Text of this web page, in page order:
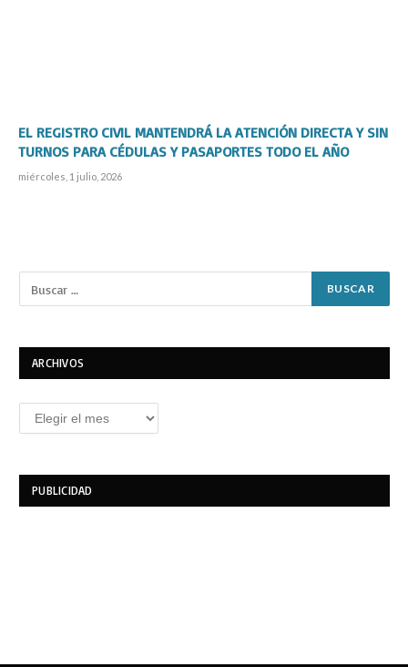
EL REGISTRO CIVIL MANTENDRÁ LA ATENCIÓN DIRECTA Y SIN
TURNOS PARA CÉDULAS Y PASAPORTES TODO EL AÑO
miércoles, 1 julio, 2026
ARCHIVOS
Archivos
PUBLICIDAD